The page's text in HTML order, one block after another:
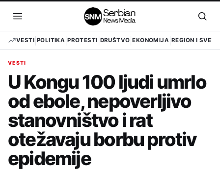
sadržaj
Otvori
meni
VESTI POLITIKA PROTESTI DRUŠTVO EKONOMIJA REGION I SVET
VESTI
U Kongu 100 ljudi umrlo
od ebole, nepoverljivo
stanovništvo i rat
otežavaju borbu protiv
epidemije